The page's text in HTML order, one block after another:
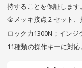
持することを保証します。
金メッキ接点 2 セット、
ロック力1300N；インジ
11種類の操作キーに対応